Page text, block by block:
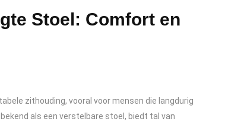
Stoel: Comfort en
zithouding, vooral voor mensen die langdurig
als een verstelbare stoel, biedt tal van